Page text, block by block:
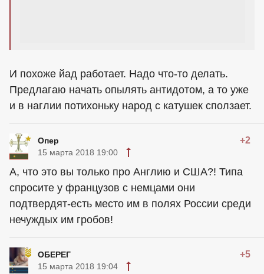
И похоже йад работает. Надо что-то делать.
Предлагаю начать опылять антидотом, а то уже
и в наглии потихоньку народ с катушек сползает.
Опер +2
15 марта 2018 19:00
А, что это вы только про Англию и США?! Типа
спросите у французов с немцами они
подтвердят-есть место им в полях России среди
нечуждых им гробов!
ОБЕРЕГ +5
15 марта 2018 19:04